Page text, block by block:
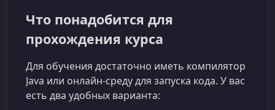
Что понадобится для
прохождения курса
Для обучения достаточно иметь компилятор
Java или онлайн‑среду для запуска кода. У вас
есть два удобных варианта: